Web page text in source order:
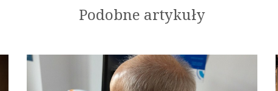
Podobne artykuły